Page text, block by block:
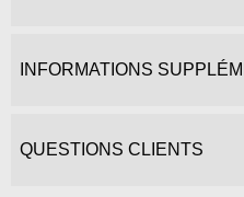
INFORMATIONS
QUESTIONS CLIENTS